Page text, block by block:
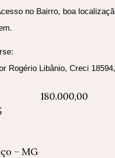
no Bairro, boa
Rogério Libânio, Creci
180.000,00
– MG